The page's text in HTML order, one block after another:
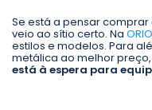
Se está a pensar
veio ao sítio certo. Na
estilos e modelos. Para
metálica ao melhor
está à espera para